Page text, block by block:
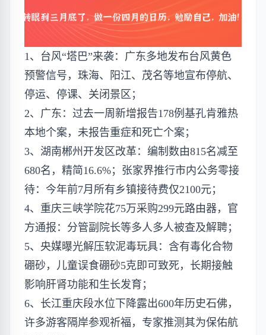
1、台风“塔巴”来袭：广东多地发布台风黄色
预警信号，珠海、阳江、茂名等地宣布停航、
停运、停课、关闭景区；
2、广东：过去一周新增报告178例基孔肯雅热
本地个案，未报告重症和死亡个案；
3、湖南郴州开发区改革：编制数由815名减至
680名，精简16.6%；张家界推行市内公务零接
待：今年前7月所有乡镇接待费仅2100元；
4、重庆三峡学院花75万采购299元路由器，官
方通报：分管副院长等多人多人被查及解聘；
5、央媒曝光解压软泥毒玩具：含有毒化合物
硼砂，儿童误食硼砂5克即可致死，长期接触
影响肝肾功能和生长发育；
6、长江重庆段水位下降露出600年历史石佛，
许多游客隔岸参观祈福，专家推测其为保佑航